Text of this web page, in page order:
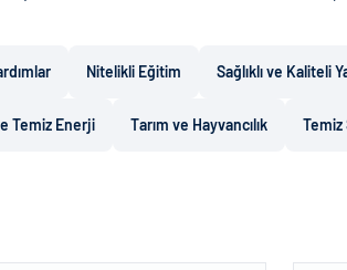
Nitelikli Eğitim Sağlıklı ve Kaliteli
Temiz Enerji Tarım ve Hayvancılık Temiz